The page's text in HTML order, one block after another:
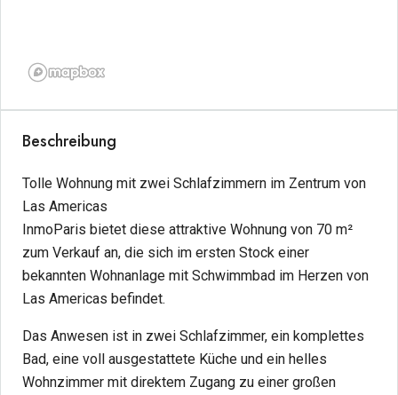
Beschreibung
Tolle Wohnung mit zwei Schlafzimmern im Zentrum von
Las Americas
InmoParis bietet diese attraktive Wohnung von 70 m²
zum Verkauf an, die sich im ersten Stock einer
bekannten Wohnanlage mit Schwimmbad im Herzen von
Las Americas befindet.
Das Anwesen ist in zwei Schlafzimmer, ein komplettes
Bad, eine voll ausgestattete Küche und ein helles
Wohnzimmer mit direktem Zugang zu einer großen